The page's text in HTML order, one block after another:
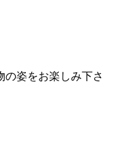
の姿をお楽しみ下さ